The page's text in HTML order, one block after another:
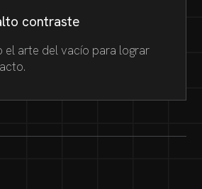
contraste
el arte del vacío para lograr